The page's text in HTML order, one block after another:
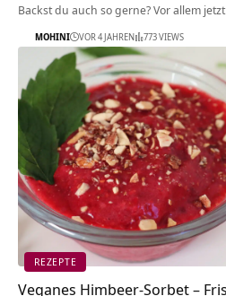
Backst du auch so gerne? Vor allem
MOHINI VOR 4 JAHREN 773 VIEWS
REZEPTE
Veganes Himbeer-Sorbet –